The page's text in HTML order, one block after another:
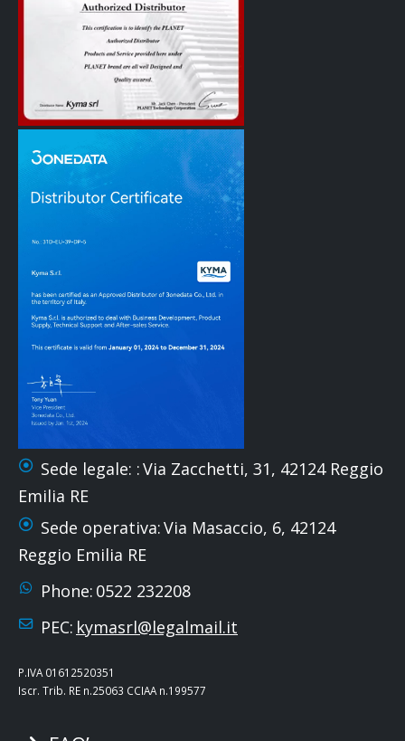
Sede legale: :Via Zacchetti, 31, 42124 Reggio
Emilia RE
Sede operativa:Via Masaccio, 6, 42124
Reggio Emilia RE
Phone: 0522 232208
PEC: kymasrl@legalmail.it
P.IVA 01612520351
Iscr. Trib. RE n.25063 CCIAA n.199577